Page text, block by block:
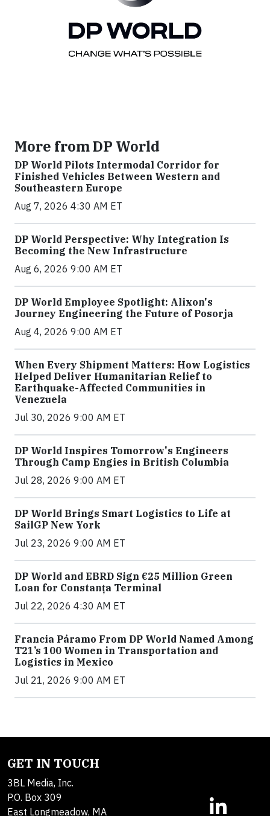
More from DP World
DP World Pilots Intermodal Corridor for
Finished Vehicles Between Western and
Southeastern Europe
Aug 7, 2026 4:30 AM ET
DP World Perspective: Why Integration Is
Becoming the New Infrastructure
Aug 6, 2026 9:00 AM ET
DP World Employee Spotlight: Alixon's
Journey Engineering the Future of Posorja
Aug 4, 2026 9:00 AM ET
When Every Shipment Matters: How Logistics
Helped Deliver Humanitarian Relief to
Earthquake-Affected Communities in
Venezuela
Jul 30, 2026 9:00 AM ET
DP World Inspires Tomorrow's Engineers
Through Camp Engies in British Columbia
Jul 28, 2026 9:00 AM ET
DP World Brings Smart Logistics to Life at
SailGP New York
Jul 23, 2026 9:00 AM ET
DP World and EBRD Sign €25 Million Green
Loan for Constanța Terminal
Jul 22, 2026 4:30 AM ET
Francia Páramo From DP World Named Among
T21’s 100 Women in Transportation and
Logistics in Mexico
Jul 21, 2026 9:00 AM ET
GET IN TOUCH
3BL Media, Inc.
P.O. Box 309
East Longmeadow, MA